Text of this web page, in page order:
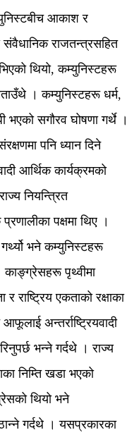
आकाश र
राजतन्त्रसहित
थियो, कम्युनिस्टहरू
। कम्युनिस्टहरू धर्म,
भएको सगौरव घोषणा गर्थे ।
पनि ध्यान दिने
आर्थिक कार्यक्रमको
नियन्त्रित
पक्षमा थिए ।
भने कम्युनिस्टहरू
काङ्ग्रेसहरू पृथ्वीमा
राष्ट्रिय एकताको रक्षाका
अन्तर्राष्ट्रियवादी
भन्ने गर्दथे । राज्य
निम्ति खडा भएको
थियो भने
गर्दथे । यसप्रकारका